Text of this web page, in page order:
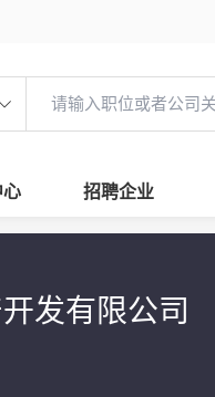
心 招聘企业
发有限公司